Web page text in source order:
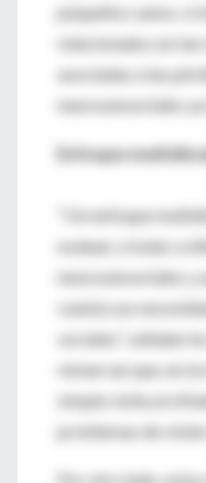
pequeños sanos, si
relacionada con
asociadas a las
neurosensoriales
Enfoque
"Un enfoque
evaluar y tratar a
neurosensoriales y
cuenta sus
sociales”, señalan
remarcan que, en
simple visita al
problemas de